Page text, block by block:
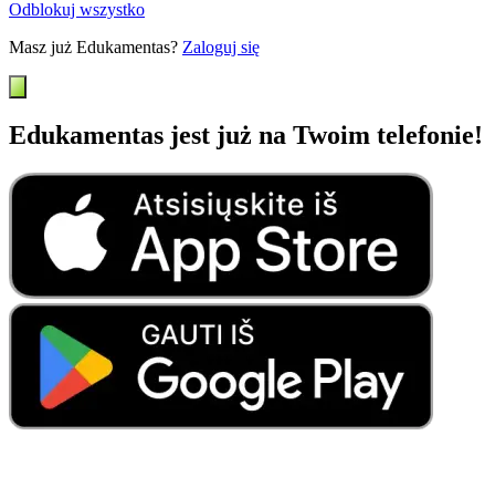
Odblokuj wszystko
Masz już Edukamentas? Zaloguj się
Edukamentas jest już na Twoim telefonie!